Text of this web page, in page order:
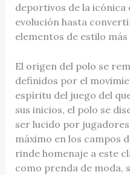
deportivos de la icónica
evolución hasta
elementos de estilo
El origen del polo se
definidos por el
espíritu del juego del
sus inicios, el polo se
ser lucido por
máximo en los campos
rinde homenaje a este
como prenda de moda,